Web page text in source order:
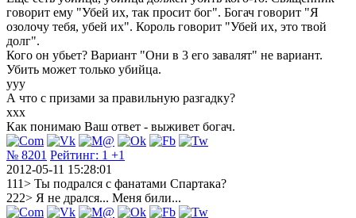
говорит ему "Убей их, так просит бог". Богач говорит "Я
озолочу тебя, убей их". Король говорит "Убей их, это твой
долг".
Кого он убьет? Вариант "Они в 3 его завалят" не вариант.
Убить может только убийца.
yyy
А что с призами за правильную разгадку?
xxx
Как понимаю Ваш ответ - выживет богач.
№ 8201 Рейтинг: 1 +1
2012-05-11 15:28:01
111> Ты подрался с фанатами Cпартака?
222> Я не дрался... Меня били...